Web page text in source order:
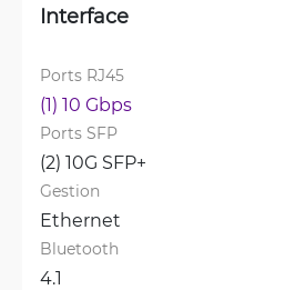
Interface
Ports RJ45
(1) 10 Gbps
Ports SFP
(2) 10G SFP+
Gestion
Ethernet
Bluetooth
4.1